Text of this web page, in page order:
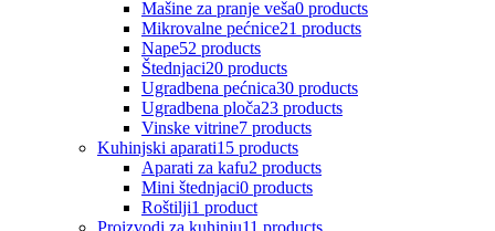
Mašine za pranje veša0 products
Mikrovalne pećnice21 products
Nape52 products
Štednjaci20 products
Ugradbena pećnica30 products
Ugradbena ploča23 products
Vinske vitrine7 products
Kuhinjski aparati15 products
Aparati za kafu2 products
Mini štednjaci0 products
Roštilji1 product
Proizvodi za kuhinju11 products